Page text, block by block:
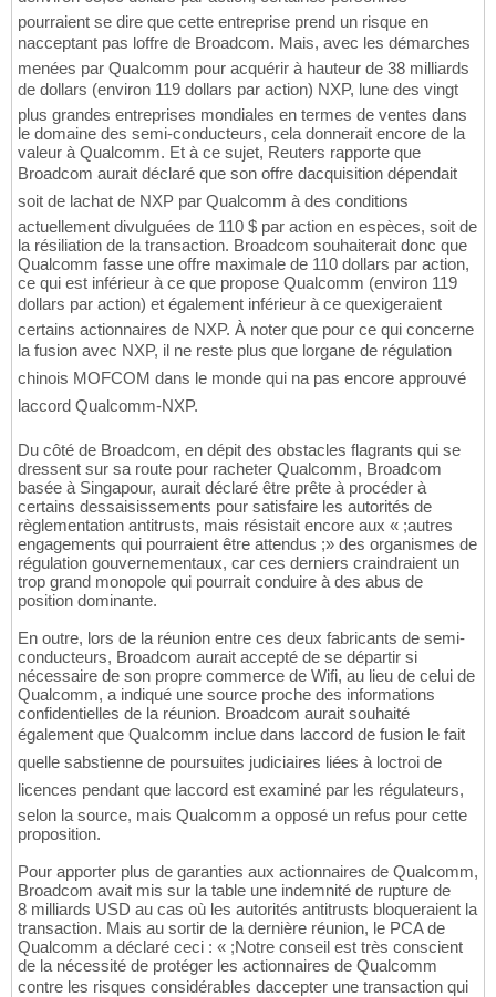
pourraient se dire que cette entreprise prend un risque en
nacceptant pas loffre de Broadcom. Mais, avec les démarches
menées par Qualcomm pour acquérir à hauteur de 38 milliards
de dollars (environ 119 dollars par action) NXP, lune des vingt
plus grandes entreprises mondiales en termes de ventes dans
le domaine des semi-conducteurs, cela donnerait encore de la
valeur à Qualcomm. Et à ce sujet, Reuters rapporte que
Broadcom aurait déclaré que son offre dacquisition dépendait
soit de lachat de NXP par Qualcomm à des conditions
actuellement divulguées de 110 $ par action en espèces, soit de
la résiliation de la transaction. Broadcom souhaiterait donc que
Qualcomm fasse une offre maximale de 110 dollars par action,
ce qui est inférieur à ce que propose Qualcomm (environ 119
dollars par action) et également inférieur à ce quexigeraient
certains actionnaires de NXP. À noter que pour ce qui concerne
la fusion avec NXP, il ne reste plus que lorgane de régulation
chinois MOFCOM dans le monde qui na pas encore approuvé
laccord Qualcomm-NXP.
Du côté de Broadcom, en dépit des obstacles flagrants qui se
dressent sur sa route pour racheter Qualcomm, Broadcom
basée à Singapour, aurait déclaré être prête à procéder à
certains dessaisissements pour satisfaire les autorités de
règlementation antitrusts, mais résistait encore aux « ;autres
engagements qui pourraient être attendus ;» des organismes de
régulation gouvernementaux, car ces derniers craindraient un
trop grand monopole qui pourrait conduire à des abus de
position dominante.
En outre, lors de la réunion entre ces deux fabricants de semi-
conducteurs, Broadcom aurait accepté de se départir si
nécessaire de son propre commerce de Wifi, au lieu de celui de
Qualcomm, a indiqué une source proche des informations
confidentielles de la réunion. Broadcom aurait souhaité
également que Qualcomm inclue dans laccord de fusion le fait
quelle sabstienne de poursuites judiciaires liées à loctroi de
licences pendant que laccord est examiné par les régulateurs,
selon la source, mais Qualcomm a opposé un refus pour cette
proposition.
Pour apporter plus de garanties aux actionnaires de Qualcomm,
Broadcom avait mis sur la table une indemnité de rupture de
8 milliards USD au cas où les autorités antitrusts bloqueraient la
transaction. Mais au sortir de la dernière réunion, le PCA de
Qualcomm a déclaré ceci : « ;Notre conseil est très conscient
de la nécessité de protéger les actionnaires de Qualcomm
contre les risques considérables daccepter une transaction qui